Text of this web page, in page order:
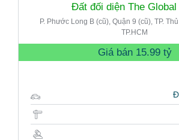
Đất đối diện The
P. Phước Long B (cũ), Quận 9 (cũ), TP.
TP.HCM
Giá bán 15.99 tỷ